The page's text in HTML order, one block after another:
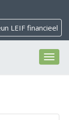
LEIF financieel